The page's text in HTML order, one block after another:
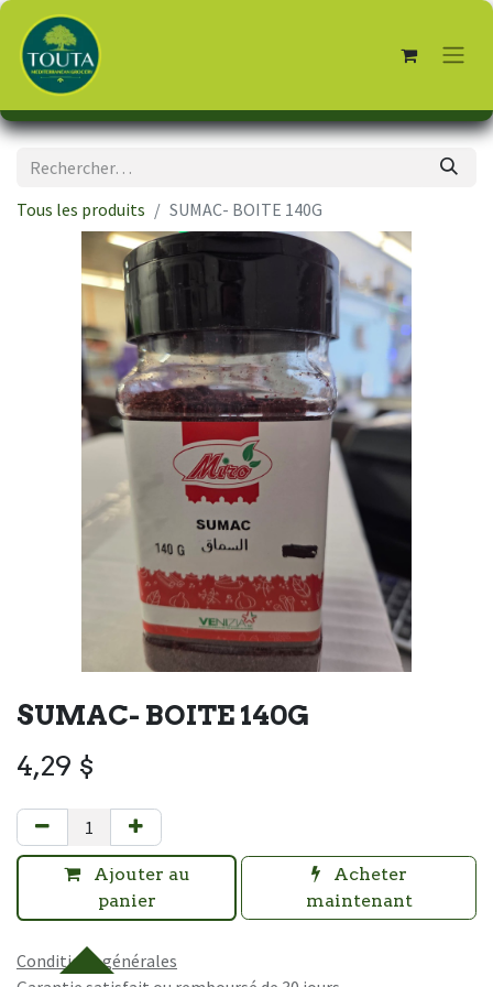
Tous les produits SUMAC- BOITE 140G
SUMAC- BOITE 140G
4,29 $
Ajouter au
panier
Acheter
maintenant
Conditions générales